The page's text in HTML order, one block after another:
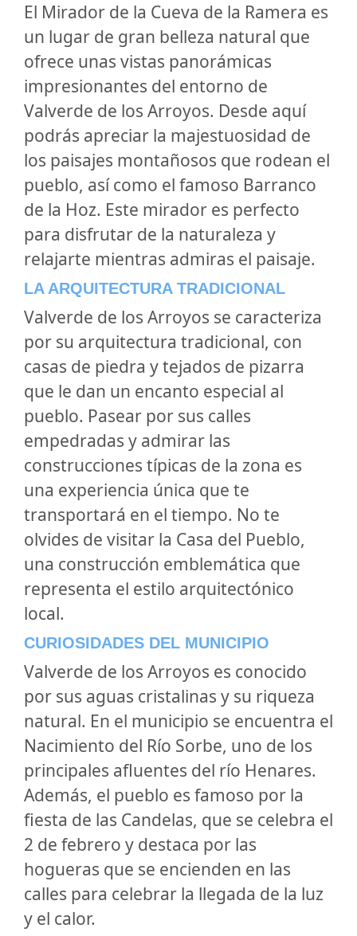
El Mirador de la Cueva de la Ramera es
un lugar de gran belleza natural que
ofrece unas vistas panorámicas
impresionantes del entorno de
Valverde de los Arroyos. Desde aquí
podrás apreciar la majestuosidad de
los paisajes montañosos que rodean el
pueblo, así como el famoso Barranco
de la Hoz. Este mirador es perfecto
para disfrutar de la naturaleza y
relajarte mientras admiras el paisaje.
LA ARQUITECTURA TRADICIONAL
Valverde de los Arroyos se caracteriza
por su arquitectura tradicional, con
casas de piedra y tejados de pizarra
que le dan un encanto especial al
pueblo. Pasear por sus calles
empedradas y admirar las
construcciones típicas de la zona es
una experiencia única que te
transportará en el tiempo. No te
olvides de visitar la Casa del Pueblo,
una construcción emblemática que
representa el estilo arquitectónico
local.
CURIOSIDADES DEL MUNICIPIO
Valverde de los Arroyos es conocido
por sus aguas cristalinas y su riqueza
natural. En el municipio se encuentra el
Nacimiento del Río Sorbe, uno de los
principales afluentes del río Henares.
Además, el pueblo es famoso por la
fiesta de las Candelas, que se celebra el
2 de febrero y destaca por las
hogueras que se encienden en las
calles para celebrar la llegada de la luz
y el calor.